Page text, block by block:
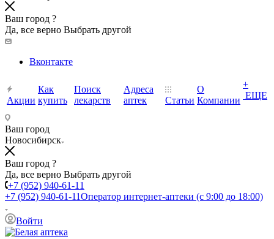
Ваш город ?
Да, все верно Выбрать другой
Вконтакте
Акции
Как
купить
Поиск
лекарств
Адреса
аптек
Статьи
О
Компании
+
ЕЩЕ
Ваш город
Новосибирск
Ваш город ?
Да, все верно Выбрать другой
+7 (952) 940-61-11
+7 (952) 940-61-11Оператор интернет-аптеки (с 9:00 до 18:00)
Войти